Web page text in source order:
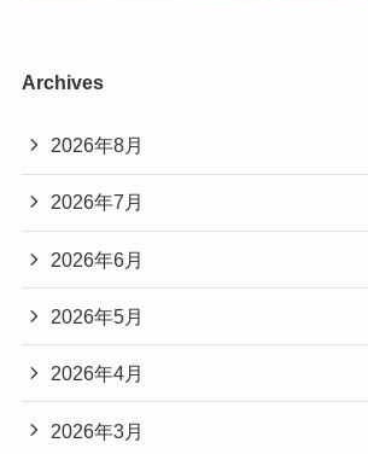
Archives
2026年8月
2026年7月
2026年6月
2026年5月
2026年4月
2026年3月